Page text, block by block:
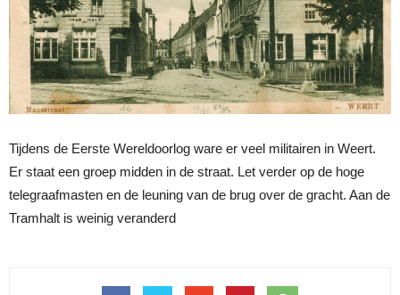
Tijdens de Eerste Wereldoorlog ware er veel militairen in Weert.
Er staat een groep midden in de straat. Let verder op de hoge
telegraafmasten en de leuning van de brug over de gracht. Aan de
Tramhalt is weinig veranderd